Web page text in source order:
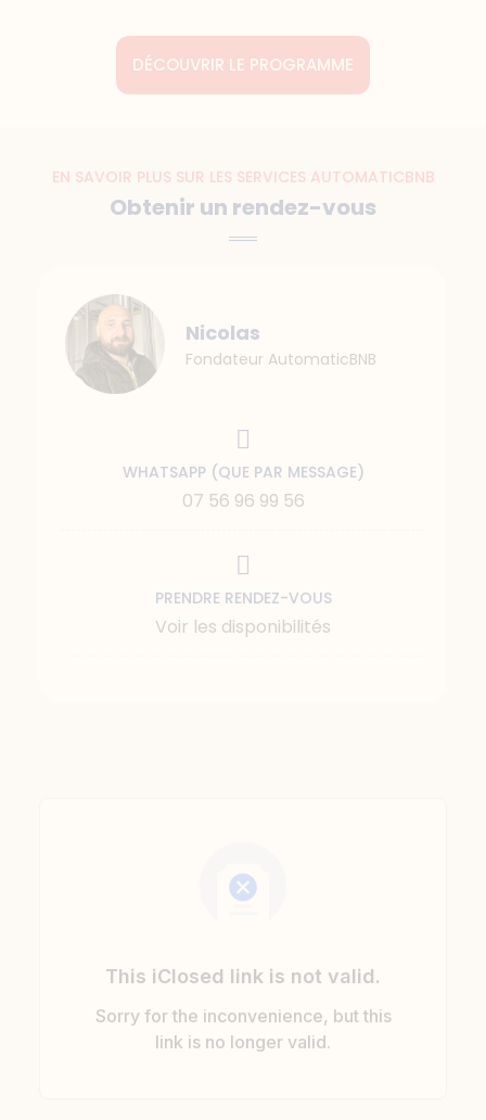
DÉCOUVRIR LE PROGRAMME
EN SAVOIR PLUS SUR LES SERVICES AUTOMATICBNB
Obtenir un rendez-vous
Nicolas
Fondateur AutomaticBNB
WHATSAPP (QUE PAR MESSAGE)
07 56 96 99 56
PRENDRE RENDEZ-VOUS
Voir les disponibilités